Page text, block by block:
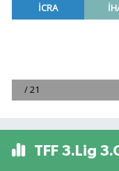
TFF 3.Lig